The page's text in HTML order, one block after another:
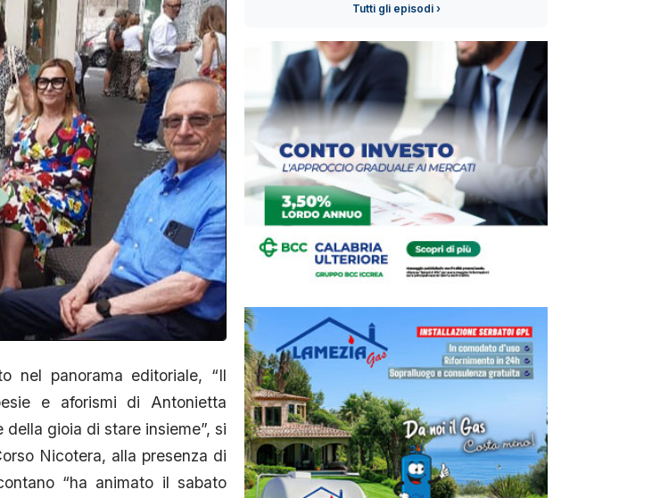
nel panorama editoriale, “Il
e aforismi di Antonietta
gioia di stare insieme”, si
Nicotera, alla presenza di
“ha animato il sabato
Tutti gli episodi ›